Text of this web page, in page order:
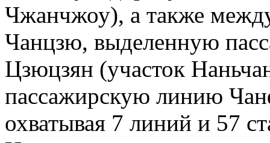
Чжанчжоу), а также
Чанцзю, выделенную
Цзюцзян (участок
пассажирскую линию
охватывая 7 линий и 57